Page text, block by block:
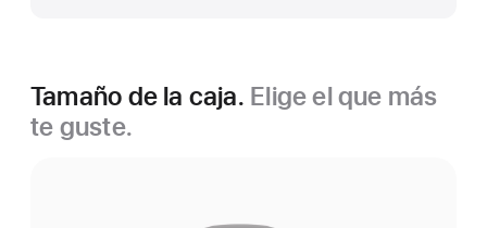
Tamaño de la caja. Elige el que más
te guste.